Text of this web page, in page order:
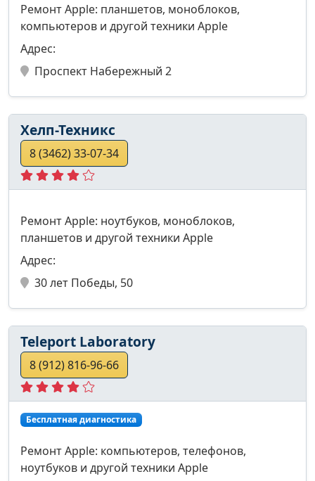
Ремонт Apple: планшетов, моноблоков,
компьютеров и другой техники Apple
Адрес:
Проспект Набережный 2
Хелп-Техникс
8 (3462) 33-07-34
Ремонт Apple: ноутбуков, моноблоков,
планшетов и другой техники Apple
Адрес:
30 лет Победы, 50
Teleport Laboratory
8 (912) 816-96-66
Бесплатная диагностика
Ремонт Apple: компьютеров, телефонов,
ноутбуков и другой техники Apple